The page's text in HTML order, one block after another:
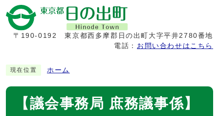
〒190-0192
東京都西多摩郡日の出町大字平井2780番地
電話： お問い合わせはこちら
現在位置 ホーム
【議会事務局 庶務議事係】